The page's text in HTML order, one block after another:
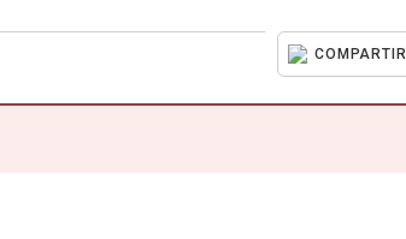
COMPARTIR